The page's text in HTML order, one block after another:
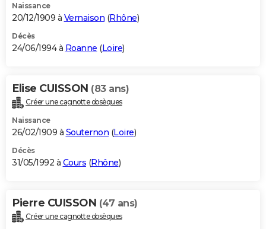
Naissance
20/12/1909 à Vernaison (Rhône)
Décès
24/06/1994 à Roanne (Loire)
Elise CUISSON (83 ans)
Créer une cagnotte obsèques
Naissance
26/02/1909 à Souternon (Loire)
Décès
31/05/1992 à Cours (Rhône)
Pierre CUISSON (47 ans)
Créer une cagnotte obsèques